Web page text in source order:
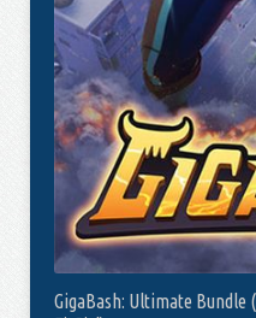
GigaBash: Ultimate Bundle